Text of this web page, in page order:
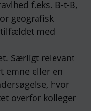
f.eks. B-t-B,
geografisk
med
Særligt relevant
emne eller en
hvor
overfor kolleger